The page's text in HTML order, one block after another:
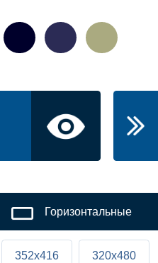
Горизонтальные
352x416 320x480